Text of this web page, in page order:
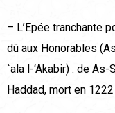
– L’Epée tranchante
dû aux Honorables
`ala l-‘Akabir) : de As-
Haddad, mort en 1222